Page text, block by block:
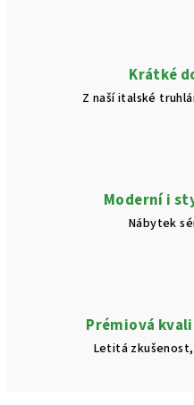
Krátké
Z naší italské
Moderní i
Nábytek
Prémiová
Letitá